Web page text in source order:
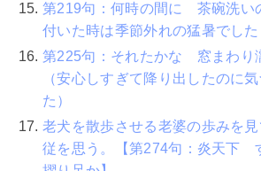
第219句：何時の間に 茶碗洗
付いた時は季節外れの猛暑でし
第225句：それたかな 窓まわ
（安心しすぎて降り出したのに
た）
老犬を散歩させる老婆の歩みを
従を思う。【第274句：炎天下